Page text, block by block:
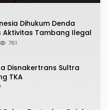
Dihukum Denda
Aktivitas Tambang Ilegal
761
Disnakertrans Sultra
TKA